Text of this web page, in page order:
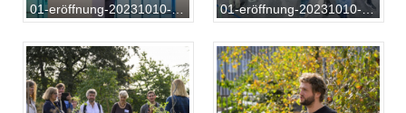
01-eröffnung-20231010-AB-01-144 01-eröffnung-20231010-AB-01-174